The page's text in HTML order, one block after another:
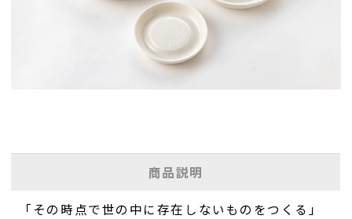
商品説明
「その時点で世の中に存在しないものをつくる」